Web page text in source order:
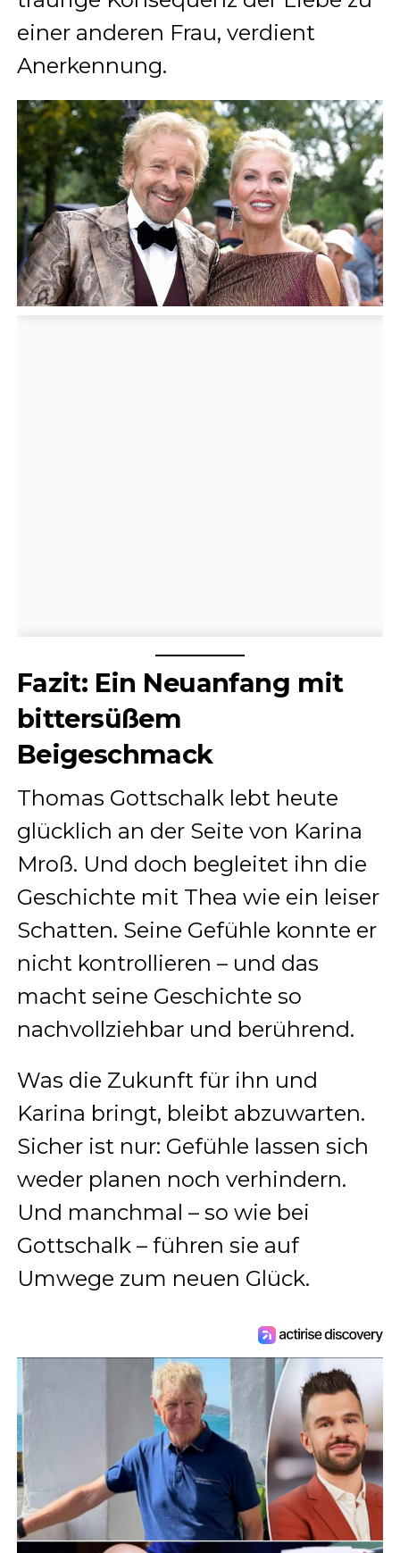
einer anderen Frau, verdient
Anerkennung.
Fazit: Ein Neuanfang mit
bittersüßem
Beigeschmack
Thomas Gottschalk lebt heute
glücklich an der Seite von Karina
Mroß. Und doch begleitet ihn die
Geschichte mit Thea wie ein leiser
Schatten. Seine Gefühle konnte er
nicht kontrollieren – und das
macht seine Geschichte so
nachvollziehbar und berührend.
Was die Zukunft für ihn und
Karina bringt, bleibt abzuwarten.
Sicher ist nur: Gefühle lassen sich
weder planen noch verhindern.
Und manchmal – so wie bei
Gottschalk – führen sie auf
Umwege zum neuen Glück.